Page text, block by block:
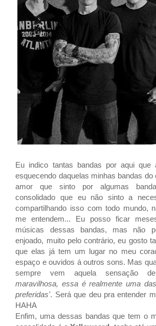
Eu indico tantas bandas por aqui que
esquecendo daquelas minhas bandas do
amor que sinto por algumas
consolidado que eu não sinto a
compartilhando isso com todo mundo,
me entendem... Eu posso ficar
músicas dessas bandas, mas não
enjoado, muito pelo contrário, eu gosto
que elas já tem um lugar no meu
espaço e ouvidos á outros sons. Mas
sempre vem aquela sensação
maravilhosa, essa é realmente uma
preferidas'. Será que deu pra entender
HAHA
Enfim, uma dessas bandas que tem o